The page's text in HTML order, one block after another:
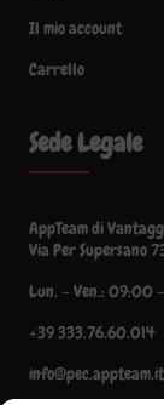
Il mio account
Carrello
Sede Legale
AppTeam di
Via Per Supersano
Lun. – Ven.: 09:00
+39 333.76.60.014
info@pec.appteam.it